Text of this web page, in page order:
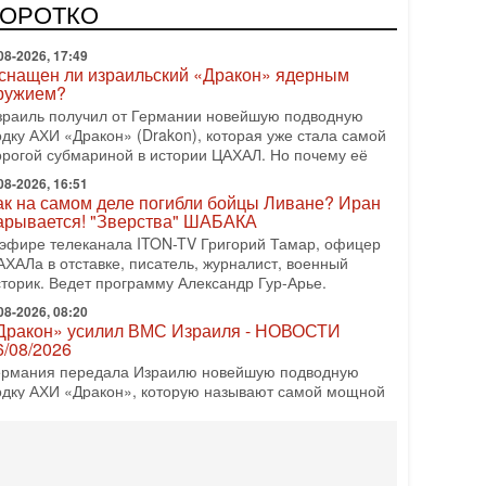
политический альянс? Что произойдет с
раскладом сил, если арабский список
2026, 17:49
ли израильский «Дракон» ядерным
получил от Германии новейшую подводную
АХИ «Дракон» (Drakon), которая уже стала самой
субмариной в истории ЦАХАЛ. Но почему её
2026, 16:51
на самом деле погибли бойцы Ливане? Иран
"Зверства" ШАБАКА
телеканала ITON-TV Григорий Тамар, офицер
в отставке, писатель, журналист, военный
Ведет программу Александр Гур-Арье.
2026, 08:20
усилил ВМС Израиля - НОВОСТИ
08/2026
передала Израилю новейшую подводную
АХИ «Дракон», которую называют самой мощной